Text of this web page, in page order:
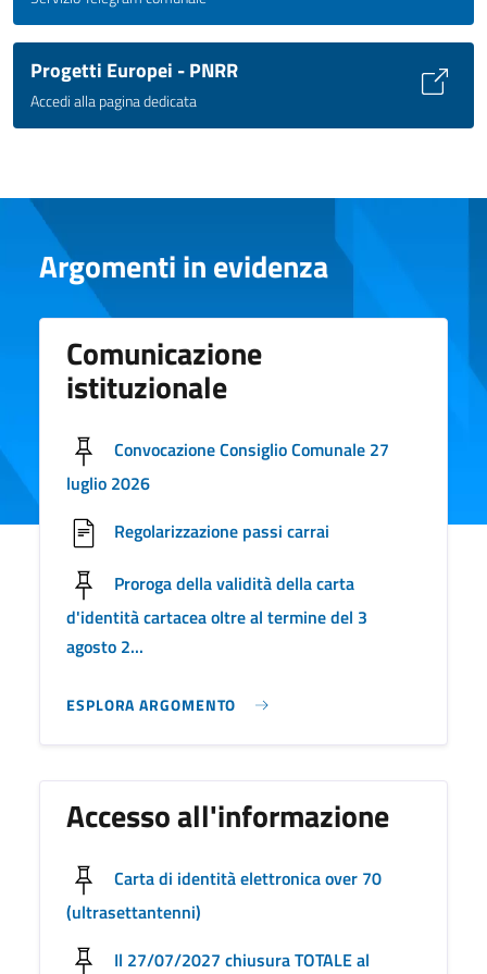
Progetti Europei - PNRR
Accedi alla pagina dedicata
Argomenti in evidenza
Comunicazione
istituzionale
Convocazione Consiglio Comunale 27
luglio 2026
Regolarizzazione passi carrai
Proroga della validità della carta
d'identità cartacea oltre al termine del 3
agosto 2...
ESPLORA ARGOMENTO
Accesso all'informazione
Carta di identità elettronica over 70
(ultrasettantenni)
Il 27/07/2027 chiusura TOTALE al